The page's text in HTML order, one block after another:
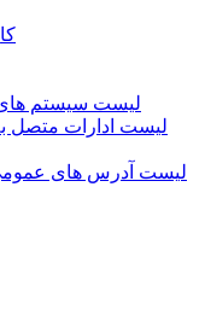
لیست سیستم
لیست ادارات متصل
لیست آدرس های